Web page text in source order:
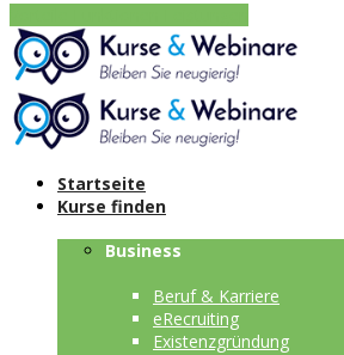
Startseite
Kurse finden
Business
Beruf & Karriere
eRecruiting
Existenzgründung